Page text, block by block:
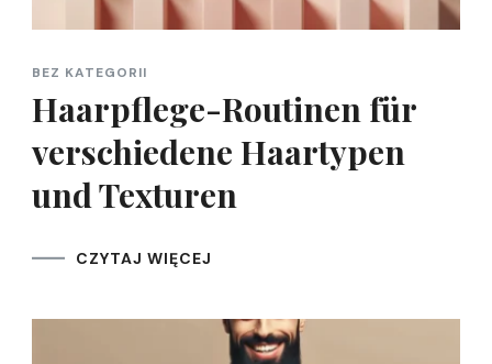
BEZ KATEGORII
Haarpflege-Routinen für
verschiedene Haartypen
und Texturen
CZYTAJ WIĘCEJ